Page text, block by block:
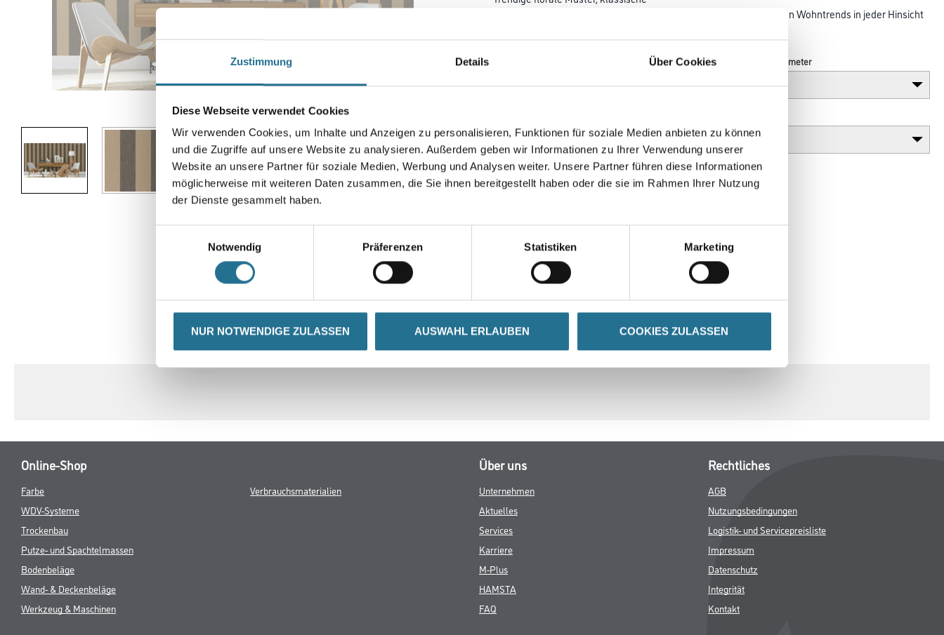
Zustimmung Details Über Cookies
Diese Webseite verwendet Cookies
Wir verwenden Cookies, um Inhalte und Anzeigen zu personalisieren, Funktionen für soziale Medien anbieten zu können
und die Zugriffe auf unsere Website zu analysieren. Außerdem geben wir Informationen zu Ihrer Verwendung unserer
Website an unsere Partner für soziale Medien, Werbung und Analysen weiter. Unsere Partner führen diese Informationen
möglicherweise mit weiteren Daten zusammen, die Sie ihnen bereitgestellt haben oder die sie im Rahmen Ihrer Nutzung
der Dienste gesammelt haben.
Notwendig
Präferenzen Statistiken Marketing
NUR NOTWENDIGE ZULASSEN AUSWAHL ERLAUBEN COOKIES ZULASSEN
Abbildung ähnlich
Steindekore oder moderne graphische Strukturen werden aktuellen Wohntrends in jeder Hinsicht
Länge in centimeter
Online-Shop
Farbe
WDV-Systeme
Trockenbau
Putze- und Spachtelmassen
Bodenbeläge
Wand- & Deckenbeläge
Werkzeug & Maschinen
Verbrauchsmaterialien
Über uns
Unternehmen
Aktuelles
Services
Karriere
M-Plus
HAMSTA
FAQ
Rechtliches
AGB
Nutzungsbedingungen
Logistik- und Servicepreisliste
Impressum
Datenschutz
Integrität
Kontakt